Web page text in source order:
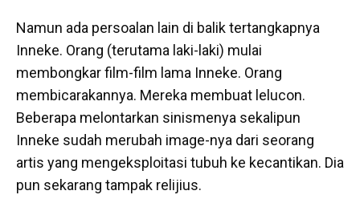
Namun ada persoalan lain di balik tertangkapnya
Inneke. Orang (terutama laki-laki) mulai
membongkar film-film lama Inneke. Orang
membicarakannya. Mereka membuat lelucon.
Beberapa melontarkan sinismenya sekalipun
Inneke sudah merubah image-nya dari seorang
artis yang mengeksploitasi tubuh ke kecantikan. Dia
pun sekarang tampak relijius.